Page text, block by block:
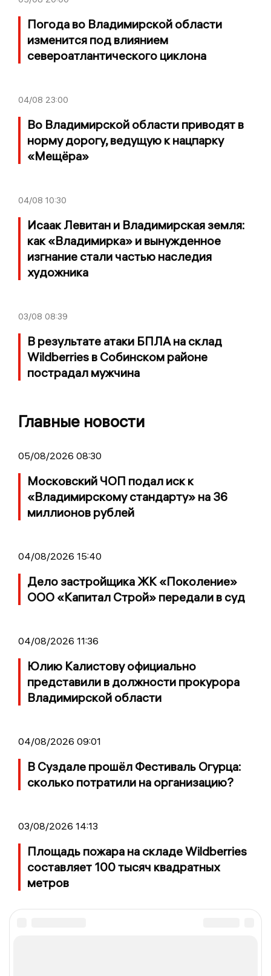
Погода во Владимирской области
изменится под влиянием
североатлантического циклона
04/08 23:00
Во Владимирской области приводят в
норму дорогу, ведущую к нацпарку
«Мещёра»
04/08 10:30
Исаак Левитан и Владимирская земля:
как «Владимирка» и вынужденное
изгнание стали частью наследия
художника
03/08 08:39
В результате атаки БПЛА на склад
Wildberries в Собинском районе
пострадал мужчина
Главные новости
05/08/2026 08:30
Московский ЧОП подал иск к
«Владимирскому стандарту» на 36
миллионов рублей
04/08/2026 15:40
Дело застройщика ЖК «Поколение»
ООО «Капитал Строй» передали в суд
04/08/2026 11:36
Юлию Калистову официально
представили в должности прокурора
Владимирской области
04/08/2026 09:01
В Суздале прошёл Фестиваль Огурца:
сколько потратили на организацию?
03/08/2026 14:13
Площадь пожара на складе Wildberries
составляет 100 тысяч квадратных
метров